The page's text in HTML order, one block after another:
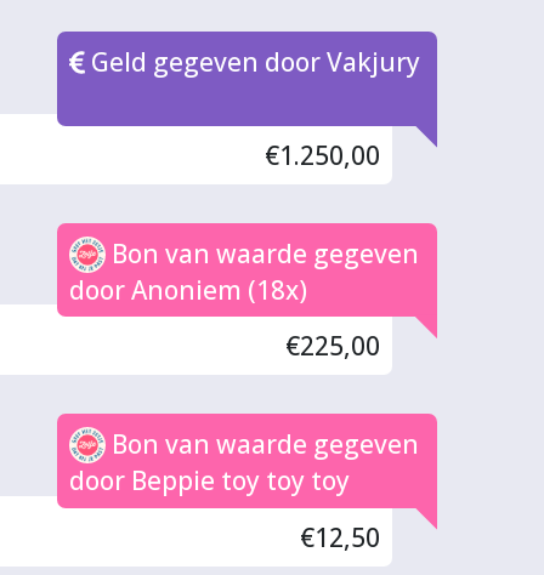
Geld gegeven door Vakjury
€1.250,00
Bon van waarde gegeven
door Anoniem (18x)
€225,00
Bon van waarde gegeven
door Beppie toy toy toy
€12,50